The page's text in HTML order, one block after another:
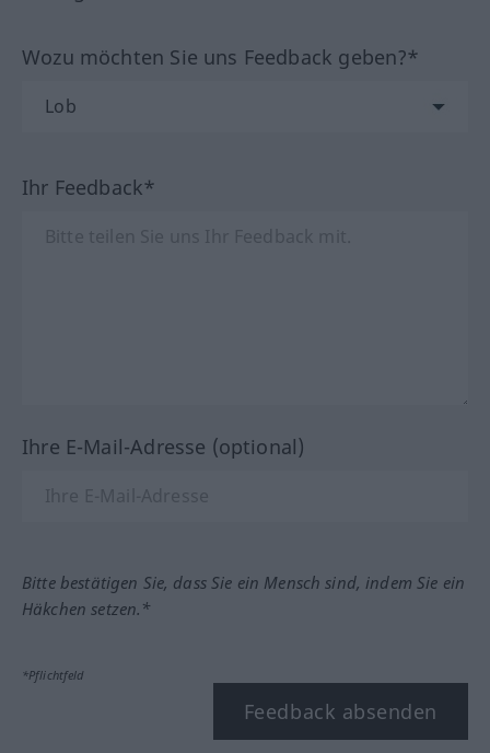
Wozu möchten Sie uns Feedback geben?*
Ihr Feedback*
Ihre E-Mail-Adresse (optional)
Bitte bestätigen Sie, dass Sie ein Mensch sind, indem Sie ein
Häkchen setzen.*
*Pflichtfeld
Feedback absenden